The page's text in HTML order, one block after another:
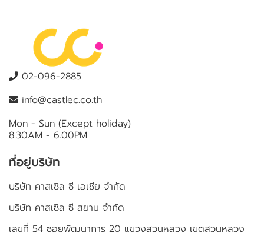
02-096-2885
info@castlec.co.th
Mon - Sun (Except holiday)
8.30AM - 6.00PM
ที่อยู่บริษัท
บริษัท คาสเซิล ซี เอเชีย จำกัด
บริษัท คาสเซิล ซี สยาม จำกัด
เลขที่ 54 ซอยพัฒนาการ 20 แขวงสวนหลวง เขตสวนหลวง